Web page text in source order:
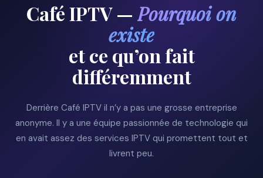
Café IPTV — Pourquoi on
existe
et ce qu’on fait
différemment
Derrière Café IPTV il n’y a pas une grosse entreprise
anonyme. Il y a une équipe passionnée de technologie qui
en avait assez des services IPTV qui promettent tout et
livrent peu.